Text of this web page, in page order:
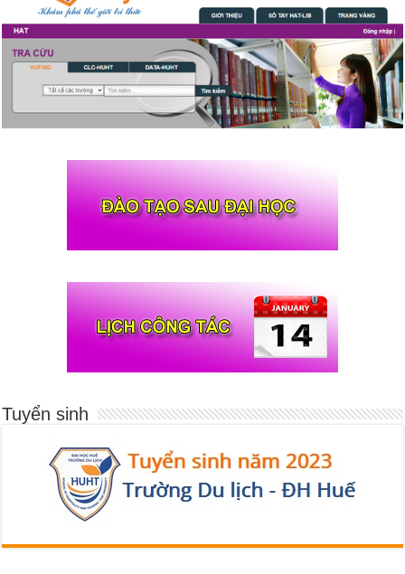
Tuyển sinh